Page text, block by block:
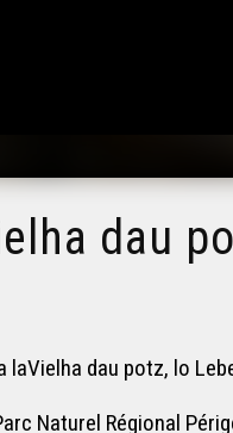
dau
dau potz, lo
Naturel Régional